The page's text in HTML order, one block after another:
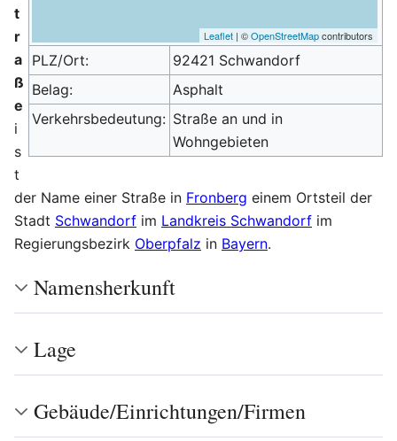
Leaflet | ©OpenStreetMapcontributors
PLZ/Ort:
92421 Schwandorf
Belag:
Asphalt
Verkehrsbedeutung: Straße an und in
Wohngebieten
t
r
a
ß
e
i
s
t
der Name einer Straße in Fronberg einem Ortsteil der
Stadt Schwandorf im Landkreis Schwandorf im
Regierungsbezirk Oberpfalz in Bayern.
Namensherkunft
Lage
Gebäude/Einrichtungen/Firmen